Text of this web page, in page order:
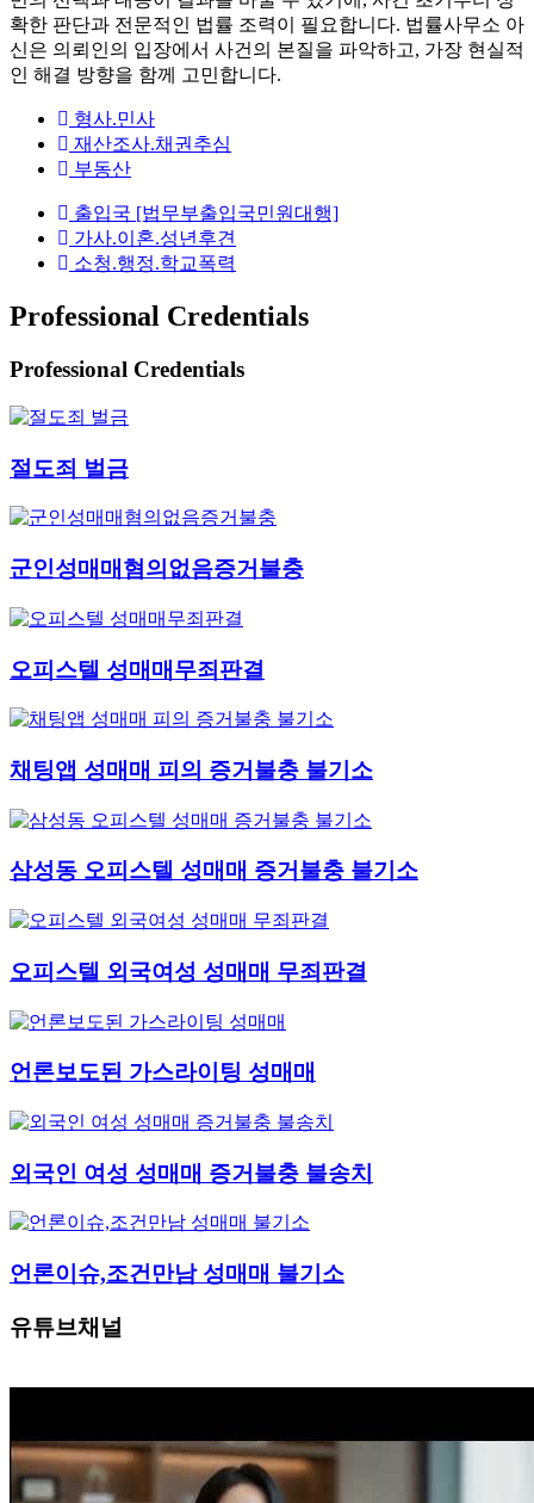
확한 판단과 전문적인 법률 조력이 필요합니다. 법률사무소 아
신은 의뢰인의 입장에서 사건의 본질을 파악하고, 가장 현실적
인 해결 방향을 함께 고민합니다.
형사.민사
재산조사.채권추심
부동산
출입국 [법무부출입국민원대행]
가사.이혼.성년후견
소청.행정.학교폭력
Professional Credentials
Professional Credentials
절도죄 벌금
군인성매매혐의없음증거불충
오피스텔 성매매무죄판결
채팅앱 성매매 피의 증거불충 불기소
삼성동 오피스텔 성매매 증거불충 불기소
오피스텔 외국여성 성매매 무죄판결
언론보도된 가스라이팅 성매매
외국인 여성 성매매 증거불충 불송치
언론이슈,조건만남 성매매 불기소
유튜브채널